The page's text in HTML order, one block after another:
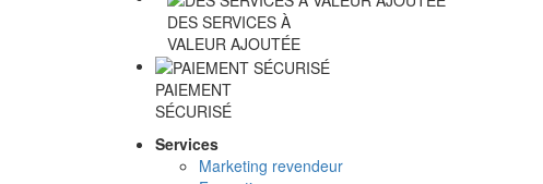
DES SERVICES À
VALEUR AJOUTÉE
PAIEMENT
SÉCURISÉ
Services
Marketing revendeur